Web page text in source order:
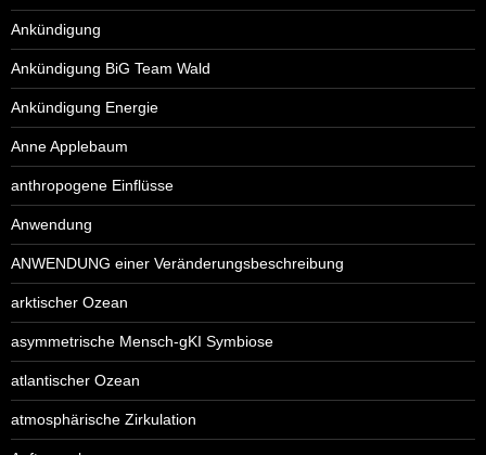
Ankündigung
Ankündigung BiG Team Wald
Ankündigung Energie
Anne Applebaum
anthropogene Einflüsse
Anwendung
ANWENDUNG einer Veränderungsbeschreibung
arktischer Ozean
asymmetrische Mensch-gKI Symbiose
atlantischer Ozean
atmosphärische Zirkulation